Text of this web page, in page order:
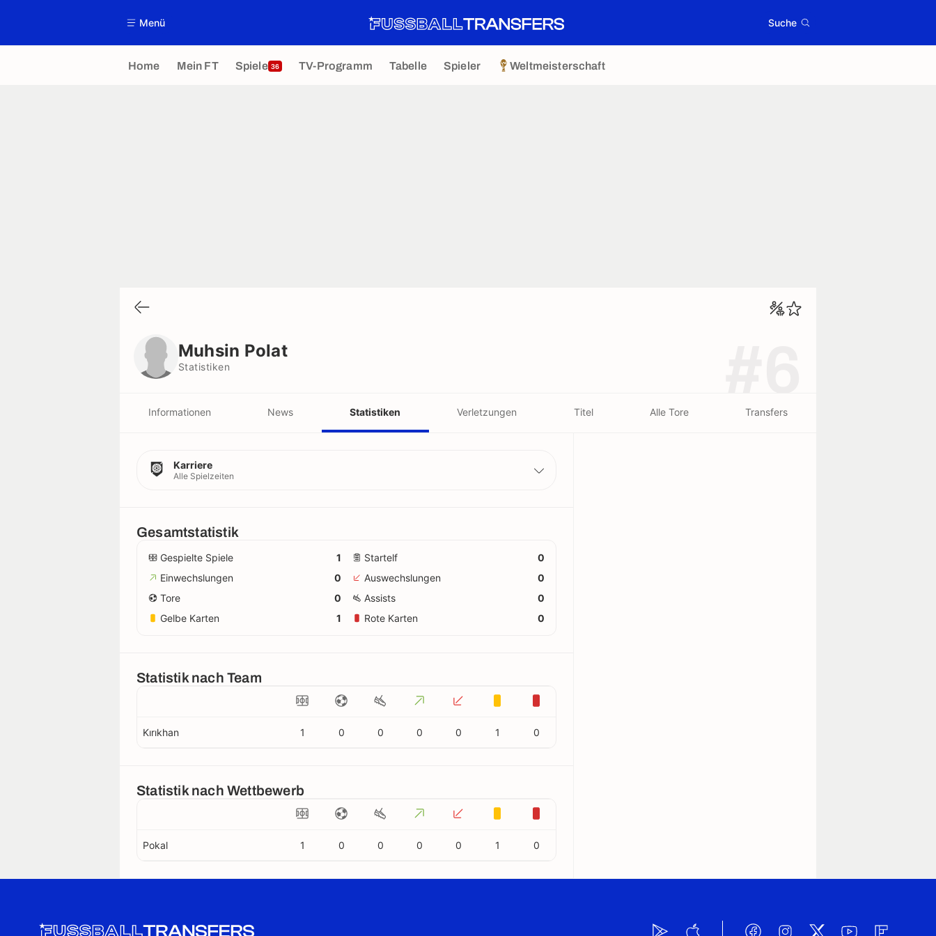
Menü Suche
Home Mein FT Spiele 36 TV-Programm Tabelle Spieler Weltmeisterschaft
Muhsin Polat
Statistiken
Informationen News Statistiken Verletzungen Titel Alle Tore Transfers
Karriere
Alle Spielzeiten
Gesamtstatistik
Gespielte Spiele 1 Startelf
0
Einwechslungen
0 Auswechslungen
0
Tore
0 Assists
0
Gelbe Karten
1 Rote Karten 0
Statistik nach Team
Kırıkhan 1 0 0 0 0 1 0
Statistik nach Wettbewerb
Pokal 1 0 0 0 0 1 0